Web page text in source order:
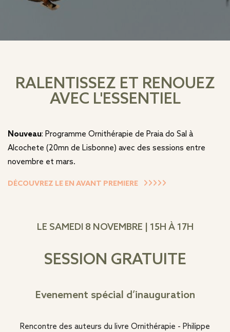
RALENTISSEZ ET RENOUEZ
AVEC L'ESSENTIEL
Nouveau: Programme Ornithérapie de Praia do Sal à
Alcochete (20mn de Lisbonne) avec des sessions entre
novembre et mars.
DÉCOUVREZ LE EN AVANT PREMIERE
LE SAMEDI 8 NOVEMBRE | 15H À 17H
SESSION GRATUITE
Evenement spécial d’inauguration
Rencontre des auteurs du livre Ornithérapie - Philippe